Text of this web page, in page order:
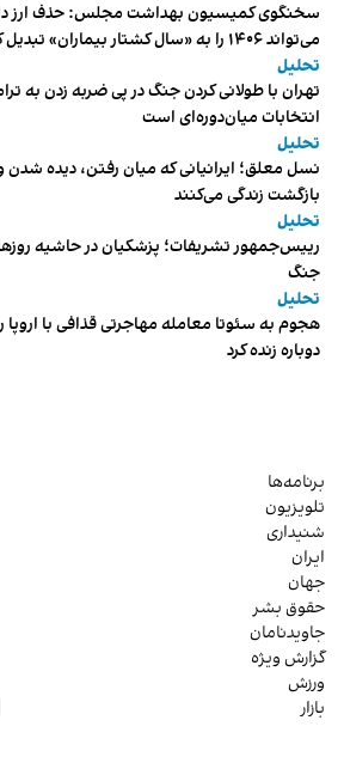
سخنگوی کمیسیون بهداشت مجلس: حذف ارز
می‌تواند ۱۴۰۶ را به «سال کشتار بیماران» تبدیل کند
تحلیل
تهران با طولانی کردن جنگ در پی ضربه زدن به
انتخابات میان‌دوره‌ای است
تحلیل
نسل معلق؛ ایرانیانی که میان رفتن، دیده شدن
بازگشت زندگی می‌کنند
تحلیل
رییس‌جمهور تشریفات؛ پزشکیان در حاشیه
جنگ
تحلیل
هجوم به سئوتا معامله مهاجرتی قذافی با اروپا
دوباره زنده کرد
برنامه‌ها
تلویزیون
شنیداری
ایران
جهان
حقوق بشر
جاویدنامان
گزارش ویژه
ورزش
بازار